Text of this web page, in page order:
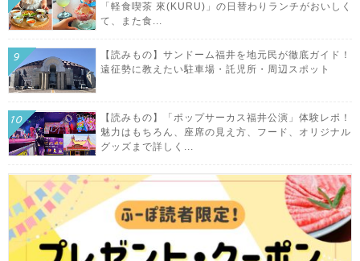
「軽食喫茶 來(KURU)」の日替わりランチがおいしく
て、また食...
【読みもの】サンドーム福井を地元民が徹底ガイド！
遠征勢に教えたい駐車場・託児所・周辺スポット
【読みもの】「ポップサーカス福井公演」体験レポ！
魅力はもちろん、座席の見え方、フード、オリジナル
グッズまで詳しく...